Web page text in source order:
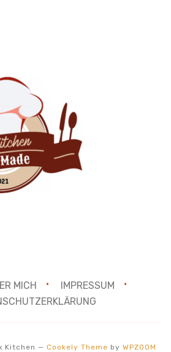
MICH
IMPRESSUM
Kitchen — Cookely Theme by WPZOOM